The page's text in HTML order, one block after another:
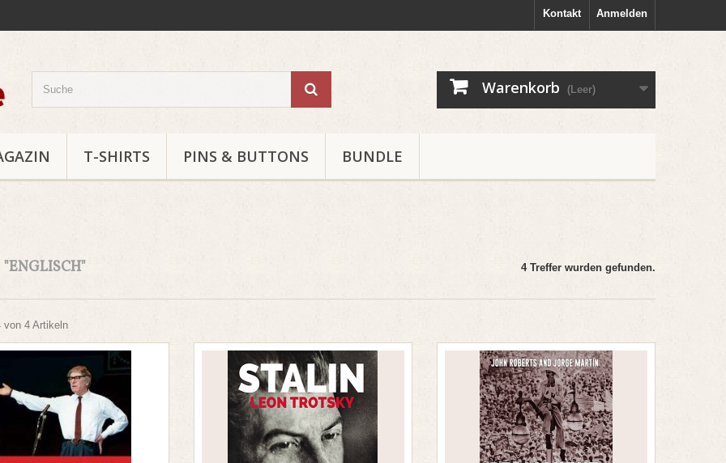
Anmelden
Kontakt
Warenkorb (Leer)
T-SHIRTS PINS & BUTTONS BUNDLE
"ENGLISCH" 4 Treffer wurden gefunden.
von 4 Artikeln